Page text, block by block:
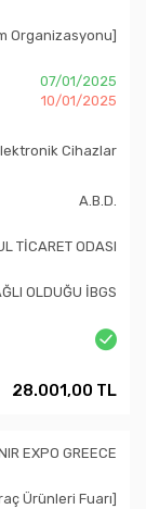
Organizasyonu]
07/01/2025
10/01/2025
Cihazlar
A.B.D.
TİCARET ODASI
OLDUĞU İBGS
28.001,00 TL
EXPO GREECE
Ürünleri Fuarı]